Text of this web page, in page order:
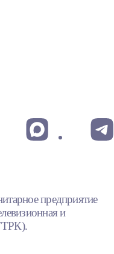
предприятие
и